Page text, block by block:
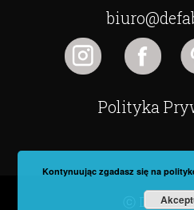
Polityka
ⓒ
Kontynuując zgadasz się na